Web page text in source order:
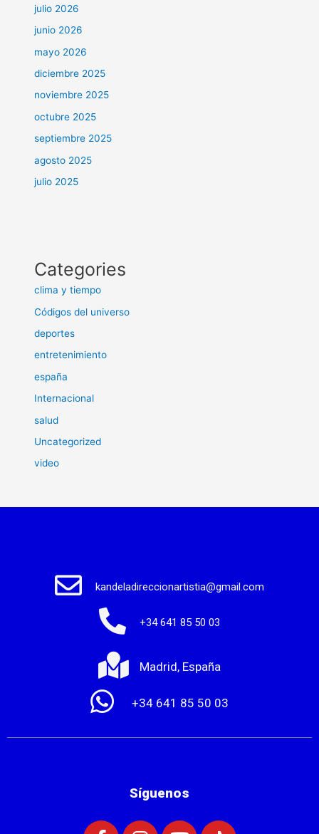
julio 2026
junio 2026
mayo 2026
diciembre 2025
noviembre 2025
octubre 2025
septiembre 2025
agosto 2025
julio 2025
Categories
clima y tiempo
Códigos del universo
deportes
entretenimiento
españa
Internacional
salud
Uncategorized
video
kandeladireccionartistia@gmail.com
+34 641 85 50 03
Madrid, España
+34 641 85 50 03
Síguenos